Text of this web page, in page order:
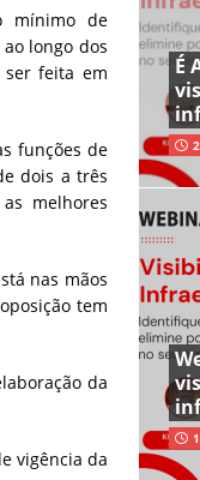
mínimo de
longo dos
ser feita em
funções de
dois a três
melhores
nas mãos
tem
da
vigência da
É